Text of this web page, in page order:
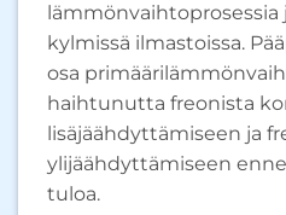
kylmissä ilmastoissa.
osa
haihtunutta freonista
lisäjäähdyttämiseen ja
ylijäähdyttämiseen
tuloa.